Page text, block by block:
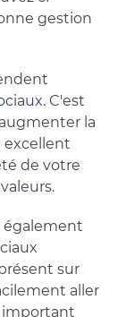
gestion
C'est
la
excellent
de votre
également
sur
aller
important